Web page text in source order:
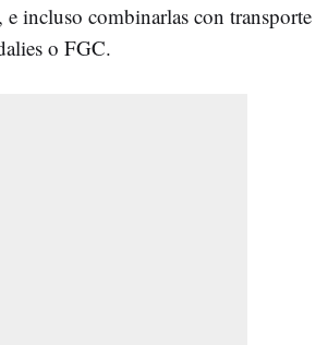
e incluso combinarlas con transporte
o FGC.